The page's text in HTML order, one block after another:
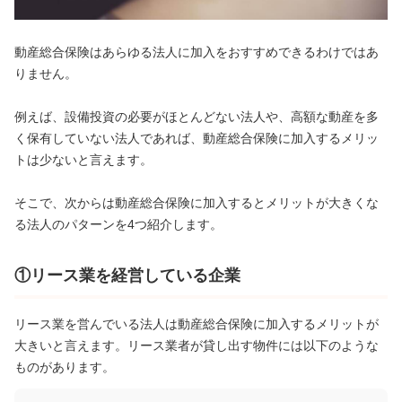
動産総合保険はあらゆる法人に加入をおすすめできるわけではあ
りません。
例えば、設備投資の必要がほとんどない法人や、高額な動産を多
く保有していない法人であれば、動産総合保険に加入するメリッ
トは少ないと言えます。
そこで、次からは動産総合保険に加入するとメリットが大きくな
る法人のパターンを4つ紹介します。
①リース業を経営している企業
リース業を営んでいる法人は動産総合保険に加入するメリットが
大きいと言えます。リース業者が貸し出す物件には以下のような
ものがあります。